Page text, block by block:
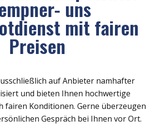
uns
mit fairen
Preisen
auf Anbieter namhafter
und bieten Ihnen hochwertige
fairen Konditionen. Gerne überzeugen
Gespräch bei Ihnen vor Ort.